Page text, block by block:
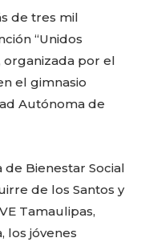
de tres mil
“Unidos
organizada por el
el gimnasio
Autónoma de
Bienestar Social
de los Santos y
Tamaulipas,
los jóvenes